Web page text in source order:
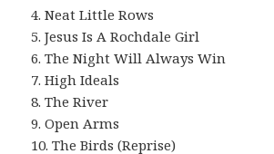
4. Neat Little Rows
5. Jesus Is A Rochdale Girl
6. The Night Will Always Win
7. High Ideals
8. The River
9. Open Arms
10. The Birds (Reprise)